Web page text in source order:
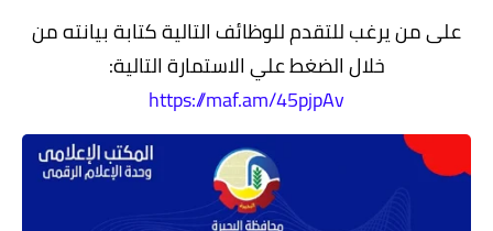
على من يرغب للتقدم للوظائف التالية كتابة بيانته من
خلال الضغط علي الاستمارة التالية:
https://maf.am/45pjpAv